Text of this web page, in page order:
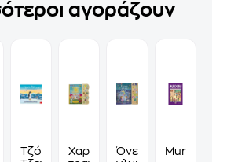
αγοράζουν
Τζόντι
ΧαρούμεναΌνειρα
Murdoku